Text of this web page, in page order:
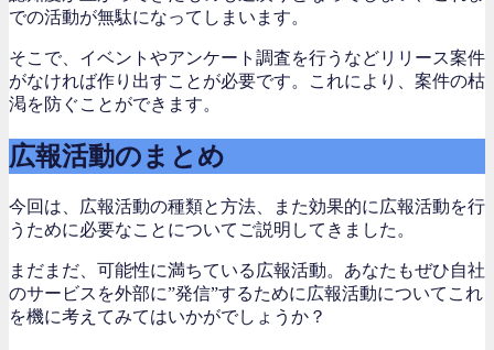
での活動が無駄になってしまいます。
そこで、イベントやアンケート調査を行うなどリリース案件
がなければ作り出すことが必要です。これにより、案件の枯
渇を防ぐことができます。
広報活動のまとめ
今回は、広報活動の種類と方法、また効果的に広報活動を行
うために必要なことについてご説明してきました。
まだまだ、可能性に満ちている広報活動。あなたもぜひ自社
のサービスを外部に”発信”するために広報活動についてこれ
を機に考えてみてはいかがでしょうか？